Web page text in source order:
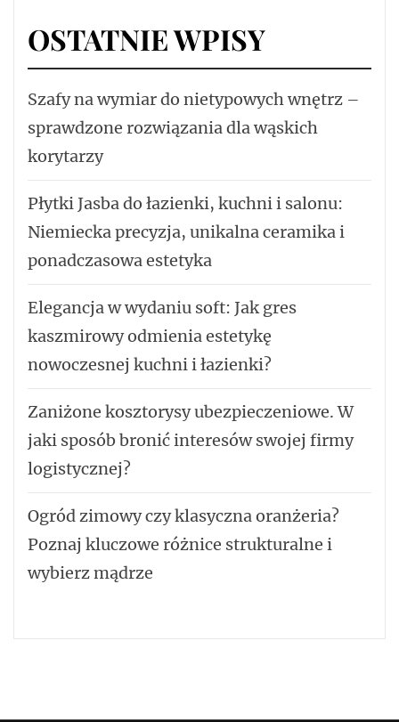
OSTATNIE WPISY
Szafy na wymiar do nietypowych wnętrz –
sprawdzone rozwiązania dla wąskich
korytarzy
Płytki Jasba do łazienki, kuchni i salonu:
Niemiecka precyzja, unikalna ceramika i
ponadczasowa estetyka
Elegancja w wydaniu soft: Jak gres
kaszmirowy odmienia estetykę
nowoczesnej kuchni i łazienki?
Zaniżone kosztorysy ubezpieczeniowe. W
jaki sposób bronić interesów swojej firmy
logistycznej?
Ogród zimowy czy klasyczna oranżeria?
Poznaj kluczowe różnice strukturalne i
wybierz mądrze